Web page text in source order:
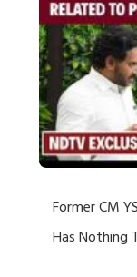
Former CM
Has Nothing